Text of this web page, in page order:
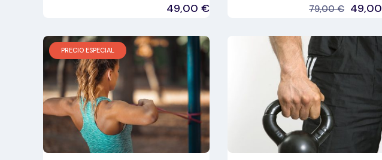
49,00 € 79,00€ 49,00
PRECIO ESPECIAL